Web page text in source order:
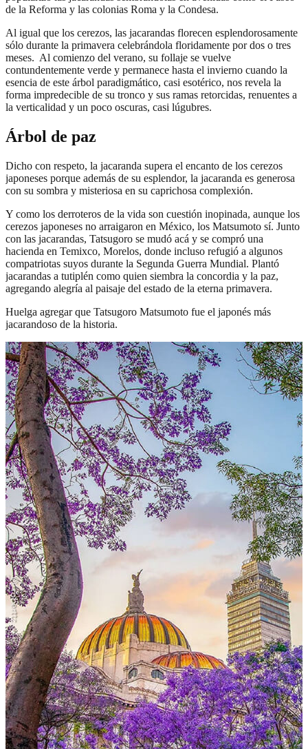
de la Reforma y las colonias Roma y la Condesa.
Al igual que los cerezos, las jacarandas florecen esplendorosamente
sólo durante la primavera celebrándola floridamente por dos o tres
meses. Al comienzo del verano, su follaje se vuelve
contundentemente verde y permanece hasta el invierno cuando la
esencia de este árbol paradigmático, casi esotérico, nos revela la
forma impredecible de su tronco y sus ramas retorcidas, renuentes a
la verticalidad y un poco oscuras, casi lúgubres.
Árbol de paz
Dicho con respeto, la jacaranda supera el encanto de los cerezos
japoneses porque además de su esplendor, la jacaranda es generosa
con su sombra y misteriosa en su caprichosa complexión.
Y como los derroteros de la vida son cuestión inopinada, aunque los
cerezos japoneses no arraigaron en México, los Matsumoto sí. Junto
con las jacarandas, Tatsugoro se mudó acá y se compró una
hacienda en Temixco, Morelos, donde incluso refugió a algunos
compatriotas suyos durante la Segunda Guerra Mundial. Plantó
jacarandas a tutiplén como quien siembra la concordia y la paz,
agregando alegría al paisaje del estado de la eterna primavera.
Huelga agregar que Tatsugoro Matsumoto fue el japonés más
jacarandoso de la historia.